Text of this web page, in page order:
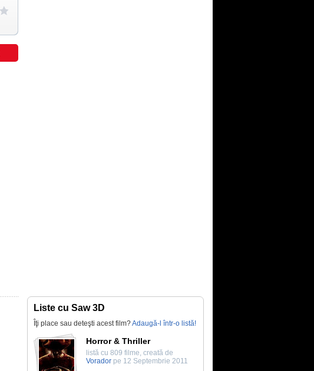
Liste cu Saw 3D
Îţi place sau deteşti acest film?Adaugă-l într-o listă!
Horror & Thriller
listă cu 809 filme, creată de
Vorador pe 12 Septembrie 2011